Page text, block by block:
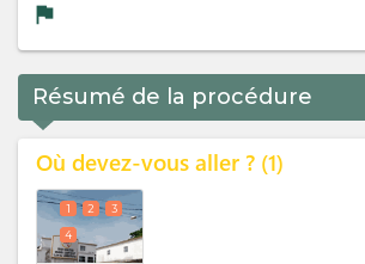
flag
Résumé de la procédure
Où devez-vous aller ? 1
1 2
3
4